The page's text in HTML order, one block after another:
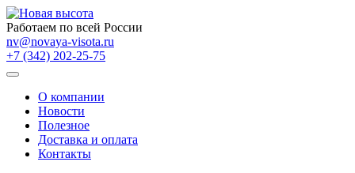
Работаем по всей России
nv@novaya-visota.ru
+7 (342) 202-25-75
О компании
Новости
Полезное
Доставка и оплата
Контакты